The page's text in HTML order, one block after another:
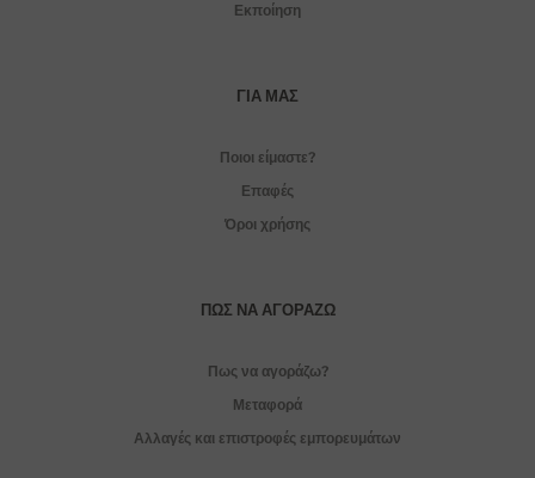
Εκποίηση
ΓΙΑ ΜΑΣ
Ποιοι είμαστε?
Επαφές
Όροι χρήσης
ΠΏΣ ΝΑ ΑΓΟΡΆΖΩ
Πως να αγοράζω?
Μεταφορά
Αλλαγές και επιστροφές εμπορευμάτων